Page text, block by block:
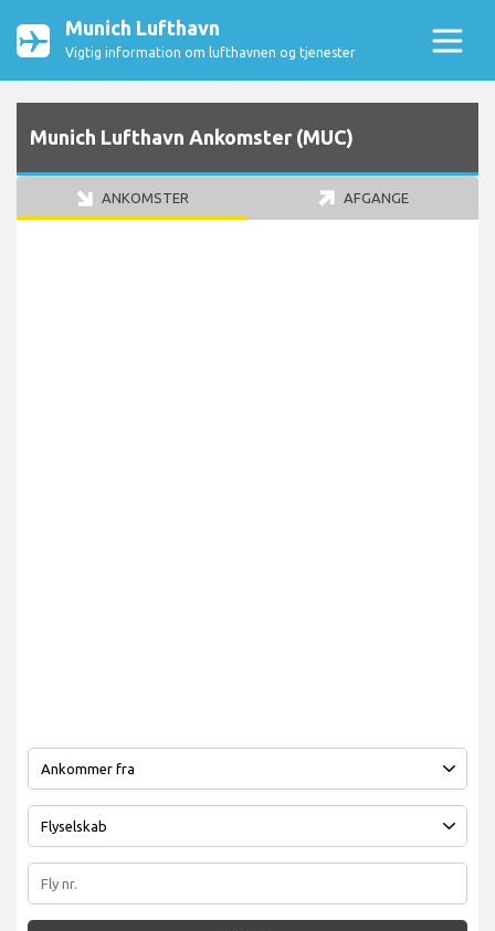
Munich Lufthavn
Vigtig information om lufthavnen og tjenester
Munich Lufthavn Ankomster (MUC)
ANKOMSTER AFGANGE